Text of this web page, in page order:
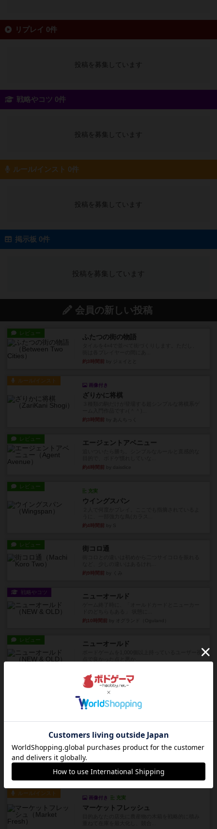
リプレイ 0件
投稿を募集しています
戦略やコツ 0件
投稿を募集しています
ルール/インスト 0件
投稿を募集しています
掲示板 0件
投稿を募集しています
会員の新しい投稿
レビュー ふたつの街の物語
約3時間前
ルール/インスト
画像付き
ざりかに将棋
約3時間前
レビュー エージェントアベニュー
約4時間前
レビュー
充実
ウイングスパン
約4時間前
レビュー 街コロ通
約9時間前
戦略やコツ ニューオールド
約10時間前
レビュー ニューオールド
デクリプト
プレイ感がしっかりしてるから、超ボードゲーム
やったなって感じ。パーティ...
充実
アルナックの失われし遺跡
アナログ対人プレイ数回。クニツィア先生の名作
約13時間前by おーちゃん
ルール/インスト
画像付き 充実
マーケットフレッシュ